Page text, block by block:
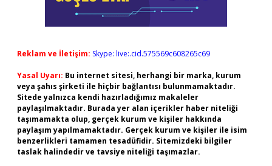
Reklam ve İletişim: Skype: live:.cid.575569c608265c69
Yasal Uyarı: Bu internet sitesi, herhangi bir marka, kurum
veya şahıs şirketi ile hiçbir bağlantısı bulunmamaktadır.
Sitede yalnızca kendi hazırladığımız makaleler
paylaşılmaktadır. Burada yer alan içerikler haber niteliği
taşımamakta olup, gerçek kurum ve kişiler hakkında
paylaşım yapılmamaktadır. Gerçek kurum ve kişiler ile isim
benzerlikleri tamamen tesadüfidir. Sitemizdeki bilgiler
taslak halindedir ve tavsiye niteliği taşımazlar.